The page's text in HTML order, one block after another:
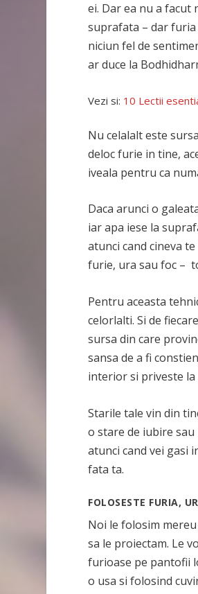
ei. Dar ea nu a facut
suprafata – dar furia
niciun fel de
ar duce la
Vezi si: 10 Lectii
Nu celalalt este
deloc furie in tine,
iveala pentru ca
Daca arunci o
iar apa iese la
atunci cand cineva
furie, ura sau foc –
Pentru aceasta
celorlalti. Si de
sursa din care
sansa de a fi
interior si priveste la
Starile tale vin din
o stare de iubire
atunci cand vei gasi
fata ta.
FOLOSESTE FURIA,
Noi le folosim
sa le proiectam. Le
furioase pe pantofii
o usa si folosind